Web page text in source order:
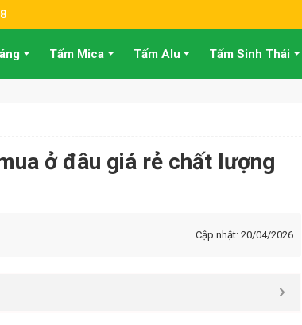
Tấm Mica Tấm Alu Tấm Sinh Thái
ở đâu giá rẻ chất lượng
Cập nhật: 20/04/2026